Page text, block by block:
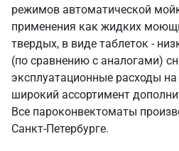
режимов автоматической
применения как жидких
твердых, в виде таблеток -
(по сравнению с аналогами)
эксплуатационные расходы
широкий ассортимент
Все пароконвектоматы
Санкт‑Петербурге.